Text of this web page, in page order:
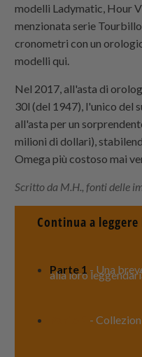
modelli Ladymatic, Hour
menzionata serie
cronometri con un
modelli qui.
Nel 2017, all'asta di
30l (del 1947), l'unico del
all'asta per un
milioni di dollari),
Omega più costoso mai
Scritto da M.H., fonti delle
Continua a
Parte 1 - Una
alla loro
-